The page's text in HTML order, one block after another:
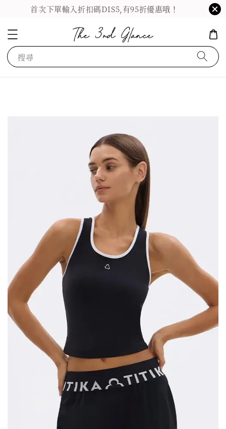
首次下單輸入折扣碼DIS5,有95折優惠哦！
搜尋